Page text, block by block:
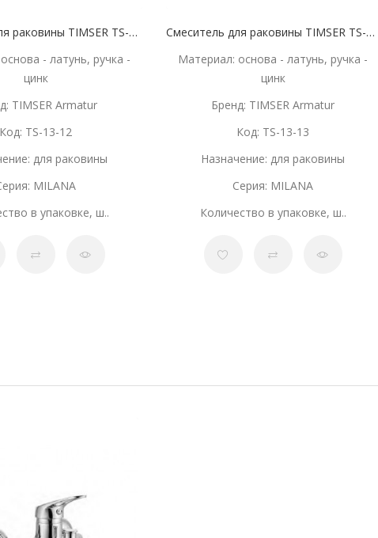
Смеситель для раковины TIMSER TS-13-12 35 мм
- латунь, ручка -
цинк
TIMSER Armatur
Код: TS-13-12
для раковины
MILANA
в упаковке, ш..
Смеситель для раковины TIMSER TS-13-13 35 мм
Материал: основа - латунь, ручка -
цинк
Бренд: TIMSER Armatur
Код: TS-13-13
Назначение: для раковины
Серия: MILANA
Количество в упаковке, ш..